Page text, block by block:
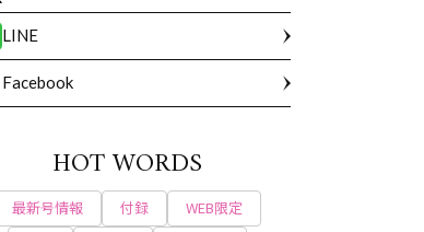
LINE
Facebook
HOT WORDS
最新号情報 付録
WEB限定